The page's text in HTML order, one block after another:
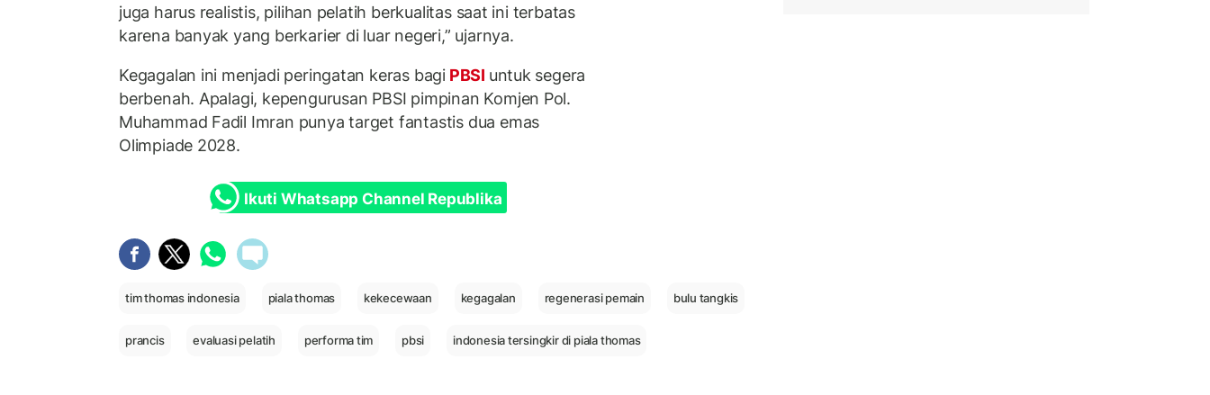
juga harus realistis, pilihan pelatih berkualitas saat ini terbatas
karena banyak yang berkarier di luar negeri,” ujarnya.
Kegagalan ini menjadi peringatan keras bagiPBSI untuk segera
berbenah. Apalagi, kepengurusan PBSI pimpinan Komjen Pol.
Muhammad Fadil Imran punya target fantastis dua emas
Olimpiade 2028.
Ikuti Whatsapp Channel Republika
tim thomas indonesia piala thomas kekecewaan kegagalan regenerasi pemain bulu tangkis
prancis evaluasi pelatih performa tim pbsi indonesia tersingkir di piala thomas